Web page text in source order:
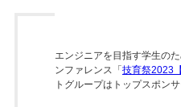
エンジニアを目指す学生の
ンファレンス「 技育祭2023【
トグループはトップスポン